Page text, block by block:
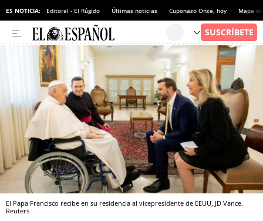
ES NOTICIA: Editoral - El Rúgido Últimas noticias Cuponazo Once, hoy Mapa
El Papa Francisco recibe en su residencia al vicepresidente de EEUU, JD Vance.
Reuters